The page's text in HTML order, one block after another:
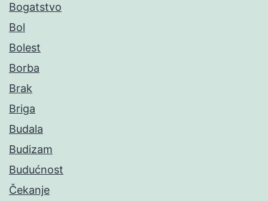
Bogatstvo
Bol
Bolest
Borba
Brak
Briga
Budala
Budizam
Budućnost
Čekanje